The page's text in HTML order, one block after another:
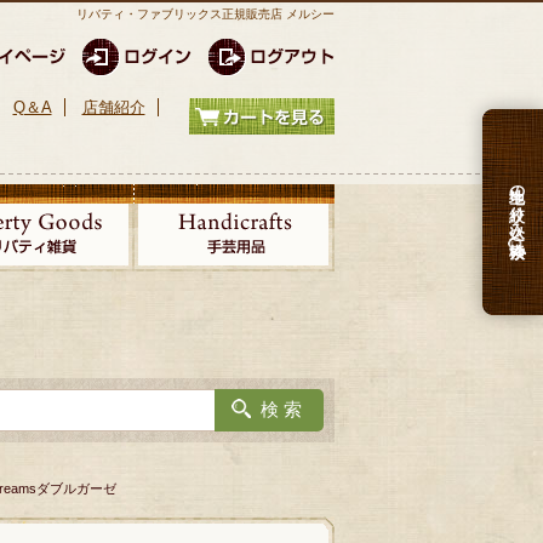
リバティ・ファブリックス正規販売店 メルシー
Q＆A 店舗紹介
生地の絞り込み検索
ダブルガーゼ